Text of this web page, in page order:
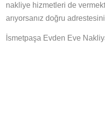
nakliye hizmetleri de
arıyorsanız doğru
İsmetpaşa Evden Eve